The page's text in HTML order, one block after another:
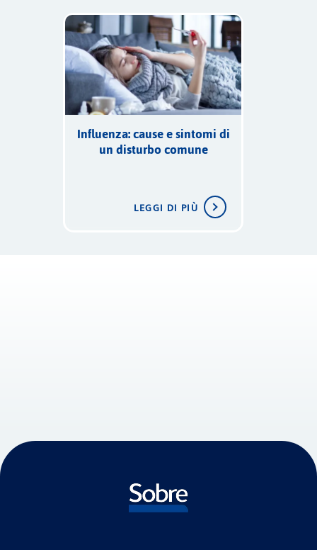
Influenza: cause e sintomi di
un disturbo comune
LEGGI DI PIÙ